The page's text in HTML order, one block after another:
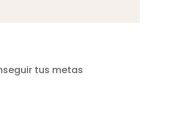
tus metas